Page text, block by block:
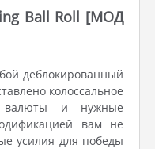
Ball Roll [МОД
деблокированный
колоссальное
валюты и нужные
вам не
усилия для победы